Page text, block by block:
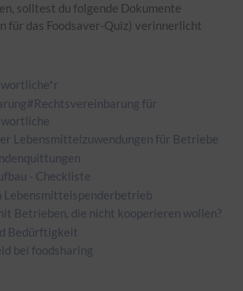
solltest du folgende Dokumente
für das Foodsaver-Quiz) verinnerlicht
für
Lebensmittelzuwendungen für Betriebe
- Checkliste
Lebensmittelspenderbetrieb
Betrieben, die nicht kooperieren wollen?
Bedürftigkeit
bei foodsharing